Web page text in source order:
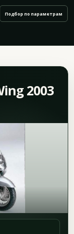
Подбор по параметрам
2003